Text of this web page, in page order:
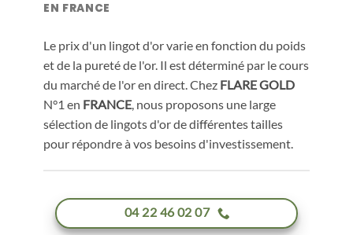
EN FRANCE
Le prix d'un lingot d'or varie en fonction du poids
et de la pureté de l'or. Il est déterminé par le cours
du marché de l'or en direct. Chez FLARE GOLD
N°1 en FRANCE, nous proposons une large
sélection de lingots d'or de différentes tailles
pour répondre à vos besoins d'investissement.
04 22 46 02 07